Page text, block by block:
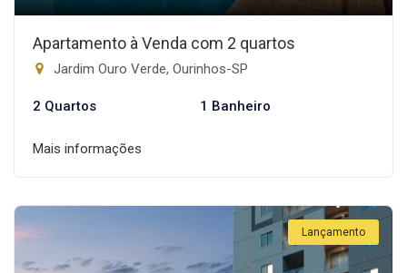
Apartamento à Venda com 2 quartos
Jardim Ouro Verde, Ourinhos-SP
2 Quartos 1 Banheiro
Mais informações
Lançamento